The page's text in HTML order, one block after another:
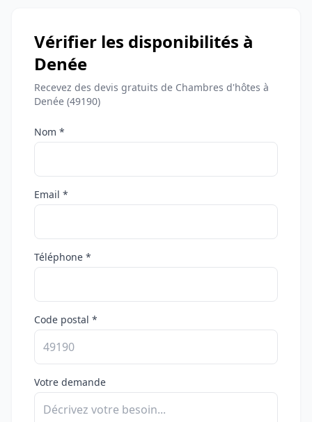
Vérifier les disponibilités à
Denée
Recevez des devis gratuits de Chambres d'hôtes à
Denée (49190)
Nom *
Email *
Téléphone *
Code postal *
Votre demande